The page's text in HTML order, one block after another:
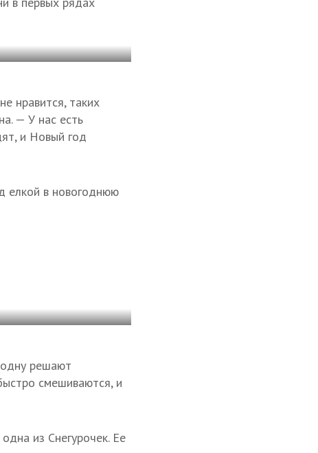
нравится, таких
— У нас есть
и Новый год
елкой в новогоднюю
решают
смешиваются, и
из Снегурочек. Ее